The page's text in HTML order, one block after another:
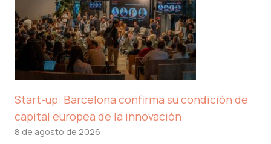
Start-up: Barcelona confirma su condición de
capital europea de la innovación
8 de agosto de 2026